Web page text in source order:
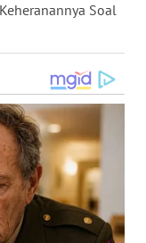
Soal